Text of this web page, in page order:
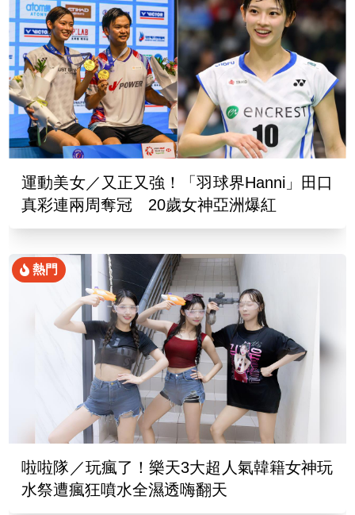
運動美女／又正又強！「羽球界Hanni」田口
真彩連兩周奪冠 20歲女神亞洲爆紅
熱門
啦啦隊／玩瘋了！樂天3大超人氣韓籍女神玩
水祭遭瘋狂噴水全濕透嗨翻天